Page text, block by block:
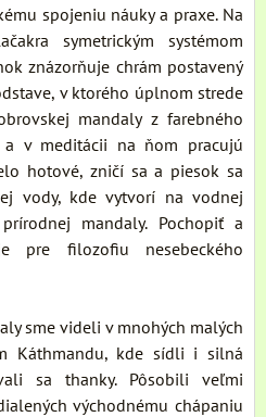
spojeniu náuky a praxe. Na
symetrickým systémom
znázorňuje chrám postavený
v ktorého úplnom strede
mandaly z farebného
v meditácii na ňom pracujú
hotové, zničí sa a piesok sa
vody, kde vytvorí na vodnej
mandaly. Pochopiť a
pre filozofiu nesebeckého
sme videli v mnohých malých
Káthmandu, kde sídli i silná
sa thanky. Pôsobili veľmi
východnému chápaniu